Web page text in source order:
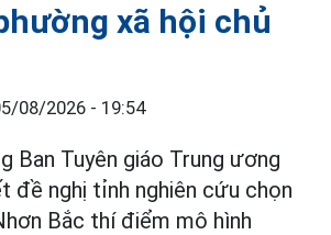
xã hội chủ
08/2026 - 19:54
Ban Tuyên giáo Trung ương
đề nghị tỉnh nghiên cứu chọn
Bắc thí điểm mô hình